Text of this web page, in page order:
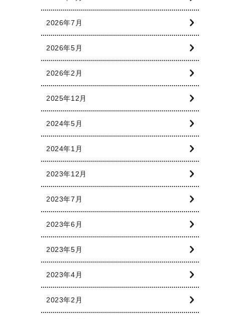
2026年7月
2026年5月
2026年2月
2025年12月
2024年5月
2024年1月
2023年12月
2023年7月
2023年6月
2023年5月
2023年4月
2023年2月